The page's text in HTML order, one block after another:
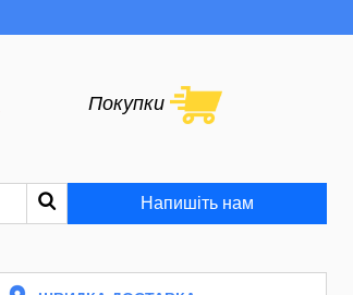
Покупки
Напишіть нам